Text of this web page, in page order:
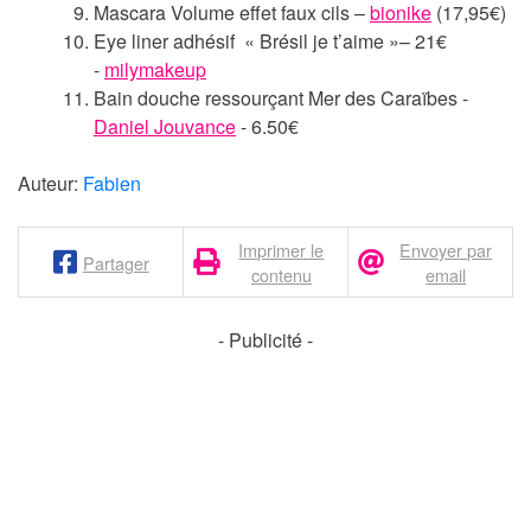
Mascara Volume effet faux cils –bionike (17,95€)
Eye liner adhésif « Brésil je t’aime »– 21€
- milymakeup
Bain douche ressourçant Mer des Caraïbes -
Daniel Jouvance- 6.50€
Auteur: Fabien
Partager
Imprimer le
contenu
Envoyer par
email
- Publicité -